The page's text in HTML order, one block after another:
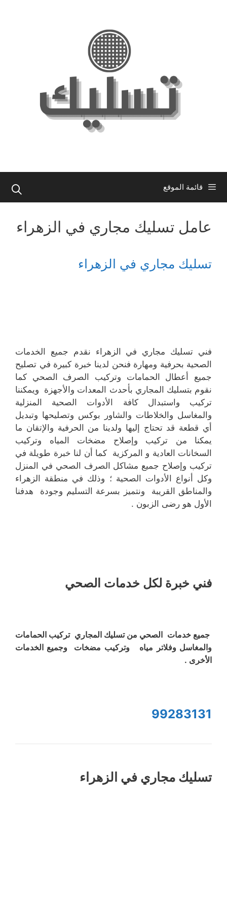
قائمة الموقع
عامل تسليك مجاري في الزهراء
تسليك مجاري في الزهراء
فني تسليك مجاري في الزهراء نقدم جميع الخدمات
الصحية بحرفية ومهارة فنحن لدينا خبرة كبيرة في تصليح
جميع أعطال الحمامات وتركيب الصرف الصحي كما
نقوم بتسليك المجاري بأحدث المعدات والأجهزة ويمكننا
تركيب واستبدال كافة الأدوات الصحية المنزلية
والمغاسل والخلاطات والشاور بوكس وتصليحها وتبديل
أي قطعة قد تحتاج إليها ولدينا من الحرفية والإتقان ما
يمكنا من تركيب وإصلاح مضخات المياه وتركيب
السخانات العادية و المركزية كما أن لنا خبرة طويلة في
تركيب وإصلاح جميع مشاكل الصرف الصحي في المنزل
وكل أنواع الأدوات الصحية ؛ وذلك في منطقة الزهراء
والمناطق القريبة ونتميز بسرعة التسليم وجودة هدفنا
الأول هو رضى الزبون .
فني خبرة لكل خدمات الصحي
جميع خدمات الصحي من تسليك المجاري تركيب الحمامات
والمغاسل وفلاتر مياه وتركيب مضخات وجميع الخدمات
الأخرى .
99283131
تسليك مجاري في الزهراء